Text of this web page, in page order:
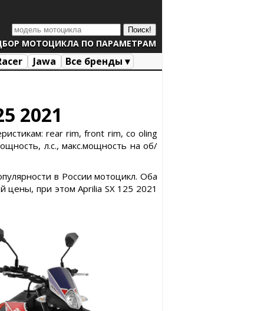
МОТОЦИКЛА ПО ПАРАМЕТРАМ
Jawa Все бренды ▾
2021
rear rim, front rim, co oling
л.с., макс.мощность на об/
в России мотоцикл. Оба
цены, при этом Aprilia SX 125 2021